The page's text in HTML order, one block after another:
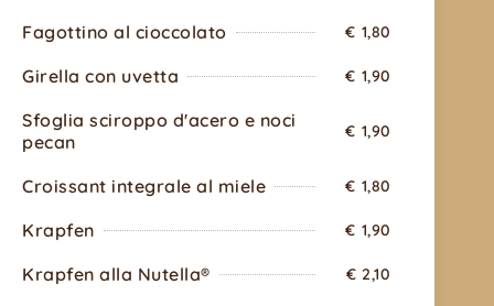
Fagottino al cioccolato € 1,80
Girella con uvetta € 1,90
Sfoglia sciroppo d'acero e noci
pecan
€ 1,90
Croissant integrale al miele € 1,80
Krapfen € 1,90
Krapfen alla Nutella® € 2,10